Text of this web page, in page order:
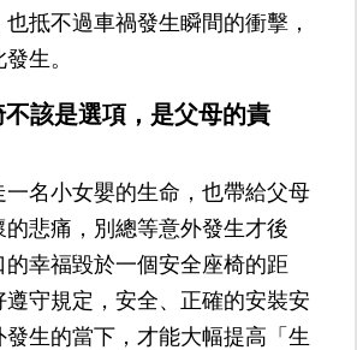
抵不過車禍發生瞬間的衝擊，
生。
該是選項，是父母的責
一名小女嬰的生命，也帶給父母
的悲痛，別總等意外發生才後
的幸福毀於一個安全座椅的距
遵守規定，安全、正確的安裝安
生的當下，才能大幅提高「生